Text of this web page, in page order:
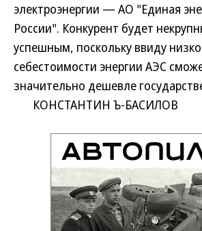
электроэнергии — АО "Единая
России". Конкурент будет
успешным, поскольку ввиду
себестоимости энергии АЭС
значительно дешевле
КОНСТАНТИН Ъ-БАСИЛОВ